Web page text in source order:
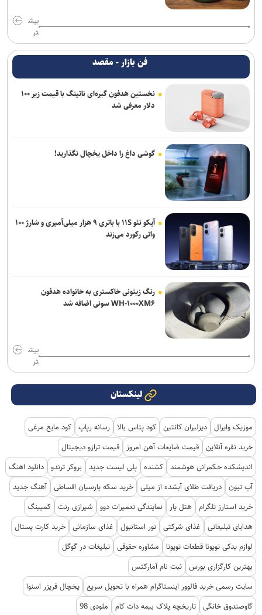
بیش
تر
فن بازار - مقصد
نخستین هدفون گیره‌ای ناتینگ با قیمت زیر ۱۰۰
دلار معرفی شد
گوشی داغ را داخل یخچال نگذارید!
آیکو نئو ۱۱S با باتری ۹ هزار میلی‌آمپری و شارژ ۱۰۰
واتی رکورد می‌زند
رنگ زیتونی خاکستری به خانواده هدفون
WH-۱۰۰۰XM۶ سونی اضافه شد
بیش
تر
لینکستان
موزیک وایرال دیزلیران کانتین کود پتاس بالا رسانه رپاپ کود مایع مرغی
خرید نقره آنلاین قیمت ضایعات آهن امروز
قیمت ترازو دیجیتال
اندیشکده حکمرانی هوشمند کشنده پلی لیست جدید بروکر ترندو دانلود اهنگ
آپ تیون دریافت طلای آبشده از میلی خرید سکه پارسیان اقساطی آهنگ جدید
خرید استارز تلگرام هتل یار نمایندگی تعمیرات دوو شیرازی رنت کمپینگ
هدایای تبلیغاتی
غذای شرکتی تور استانبول غذای سازمانی خرید کارت پستال
لوازم یدکی تویوتا قطعات تویوتا
مشاوره حقوقی تبلیغات در گوگل
بهترین کارگزاری بورس ثبت نام آمارکتس
سایت رسمی خرید فالوور اینستاگرام همراه با تحویل سریع یخچال فریزر اسنوا
گاوصندوق خانگی تاریخچه پلاک بیمه دات کام ملودی 98